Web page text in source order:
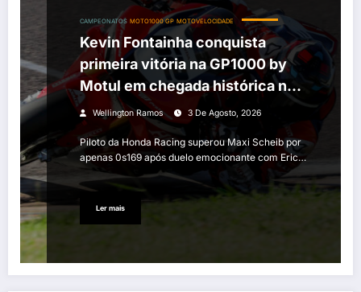
CAMPEONATOS MOTO1000 GP MOTOVELOCIDADE
Kevin Fontainha conquista
primeira vitória na GP1000 by
Motul em chegada histórica no
MOTO1000GP de Cascavel
Wellington Ramos 3 De Agosto, 2026
Piloto da Honda Racing superou Maxi Scheib por
apenas 0s169 após duelo emocionante com Eric…
Ler mais